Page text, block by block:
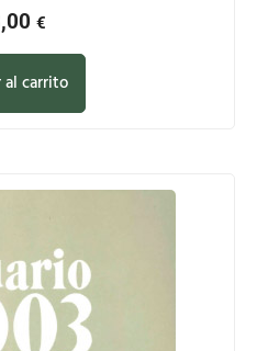
€
al carrito